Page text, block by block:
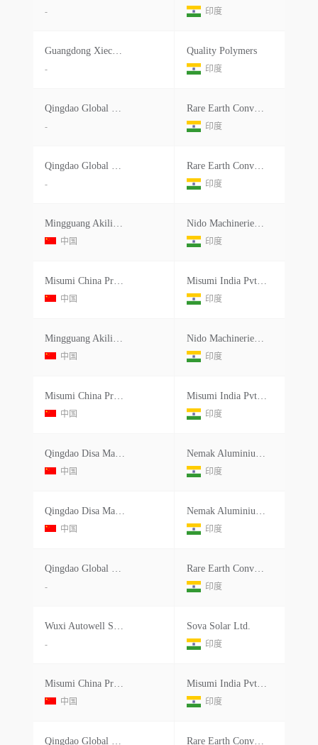
- 印度
Guangdong Xiecheng Intelligent
-
Quality Polymers
印度
Qingdao Global Belting Co.ltd.
-
Rare Earth Conveyors Pvt Ltd.
印度
Qingdao Global Belting Co.ltd.
-
Rare Earth Conveyors Pvt Ltd.
印度
Mingguang Akili Technology Co.ltd
中国
Nido Machineries Pvt Ltd.
印度
Misumi China Precision Machinery
中国
Misumi India Pvt.ltd.
印度
Mingguang Akili Technology Co.ltd
中国
Nido Machineries Pvt Ltd.
印度
Misumi China Precision Machinery
中国
Misumi India Pvt.ltd.
印度
Qingdao Disa Machinery Co.ltd
中国
Nemak Aluminium Castings India Pvt.ltd.
印度
Qingdao Disa Machinery Co.ltd
中国
Nemak Aluminium Castings India Pvt.ltd.
印度
Qingdao Global Belting Co.ltd.
-
Rare Earth Conveyors Pvt Ltd.
印度
Wuxi Autowell Supply Chain Management Co.ltd.
-
Sova Solar Ltd.
印度
Misumi China Precision Machinery
中国
Misumi India Pvt.ltd.
印度
Qingdao Global Belting Co.ltd. Rare Earth Conveyors Pvt Ltd.